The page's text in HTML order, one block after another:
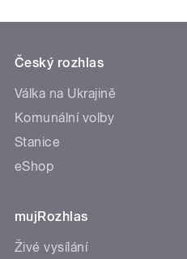
Český rozhlas
Válka na Ukrajině
Komunální volby
Stanice
eShop
mujRozhlas
Živé vysílání